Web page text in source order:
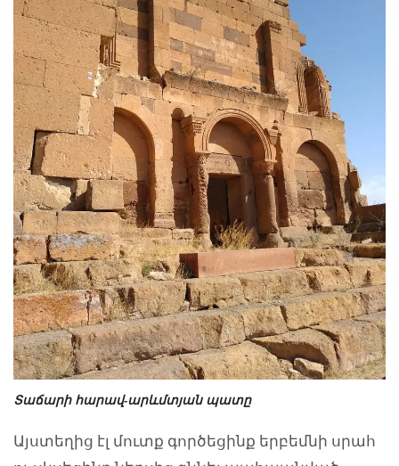
Տաճարի հարավ-արևմտյան պատը
Այստեղից էլ մուտք գործեցինք երբեմնի սրահ